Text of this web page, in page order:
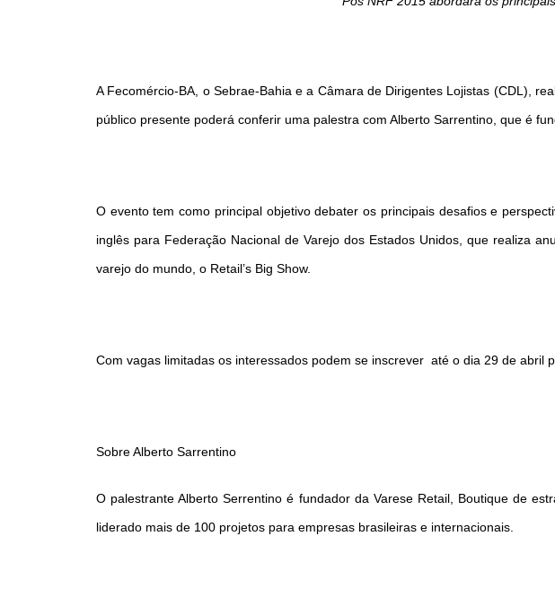
A Fecomércio-BA, o Sebrae-Bahia e a Câmara de Dirigentes Lojistas (CDL),
público presente poderá conferir uma palestra com Alberto Sarrentino, que é
O evento tem como principal objetivo debater os principais desafios e
inglês para Federação Nacional de Varejo dos Estados Unidos, que realiza
varejo do mundo, o Retail’s Big Show.
Com vagas limitadas os interessados podem se inscrever até o dia 29 de abril
Sobre Alberto Sarrentino
O palestrante Alberto Serrentino é fundador da Varese Retail, Boutique de
liderado mais de 100 projetos para empresas brasileiras e internacionais.